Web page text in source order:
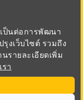
ป็นต่อการพัฒนา
งเว็บไซต์ รวมถึง
รายละเอียดเพิ่ม
า
สี่ยงสูง ก่อนตัดสินใจ
อื่น ๆ ควรพิจารณา
ละความเสี่ยงอย่าง
กี่ยวกับโบรกเกอร์
งที่สุด